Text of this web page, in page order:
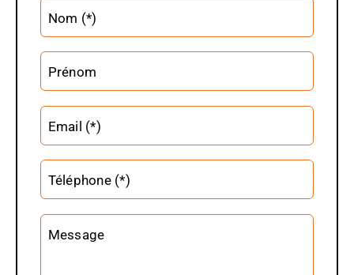
Nom (*)
Prénom
Email (*)
Téléphone (*)
Message